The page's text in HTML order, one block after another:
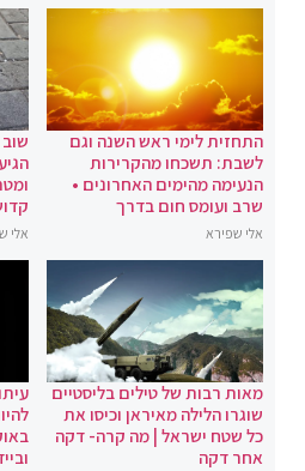
התחזית לימי ראש השנה וגם
לשבת: תשכחו מהקרירות
הנעימה מהימים האחרונים •
שרב ועומס חום בדרך
אלי שפירא אלי
מאות רבות של טילים בליסטיים
שוגרו הלילה מאיראן וכיסו את
כל שטח ישראל | מה קרה- דקה
אחר דקה